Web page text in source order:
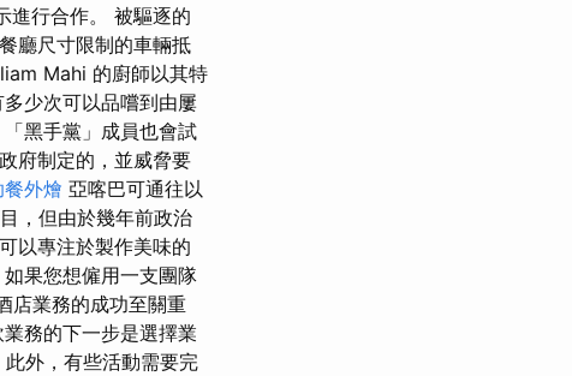
進行合作。 被驅逐的
廳尺寸限制的車輛抵
Mahi 的廚師以其特
少次可以品嚐到由屢
黑手黨」成員也會試
府制定的，並威脅要
餐外燴 亞喀巴可通往以
，但由於幾年前政治
以專注於製作美味的
果您想僱用一支團隊
店業務的成功至關重
務的下一步是選擇業
此外，有些活動需要完